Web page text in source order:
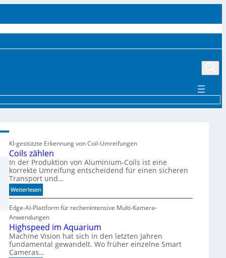
KI-gestützte Erkennung von Coil-Umreifungen
Coils zählen
In der Produktion von Aluminium-Coils ist eine
korrekte Umreifung entscheidend für einen sicheren
Transport und…
Weiterlesen:
C
o
i
l
s
z
ä
Edge-AI-Plattform für rechenintensive Multi-Kamera-
Anwendungen
Highspeed im Aquarium
Machine Vision hat sich in den letzten Jahren
fundamental gewandelt. Wo früher einzelne Smart
Cameras…